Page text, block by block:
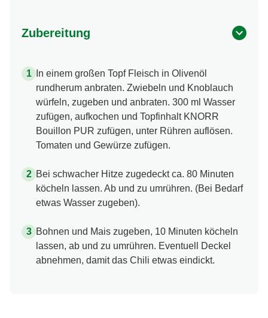
Zubereitung
In einem großen Topf Fleisch in Olivenöl
rundherum anbraten. Zwiebeln und Knoblauch
würfeln, zugeben und anbraten. 300 ml Wasser
zufügen, aufkochen und Topfinhalt KNORR
Bouillon PUR zufügen, unter Rühren auflösen.
Tomaten und Gewürze zufügen.
Bei schwacher Hitze zugedeckt ca. 80 Minuten
köcheln lassen. Ab und zu umrühren. (Bei Bedarf
etwas Wasser zugeben).
Bohnen und Mais zugeben, 10 Minuten köcheln
lassen, ab und zu umrühren. Eventuell Deckel
abnehmen, damit das Chili etwas eindickt.